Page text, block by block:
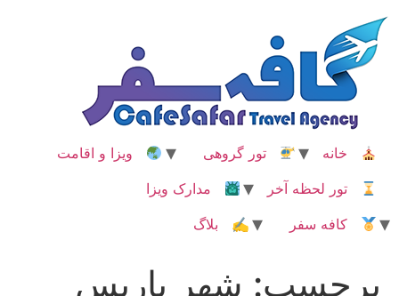
محتوا
خانه تور گروهی
ویزا و اقامت
تور لحظه آخر
مدارک ویزا
کافه سفر
✍ بلاگ
برچسب: شهر پاریس